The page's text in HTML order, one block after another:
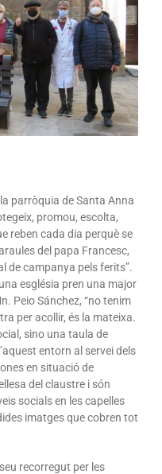
parròquia de Santa Anna
promou, escolta,
reben cada dia perquè se
del papa Francesc,
de campanya pels ferits”.
església pren una major
Peio Sánchez, “no tenim
per acollir, és la mateixa.
sino una taula de
entorn al servei dels
en situació de
del claustre i són
socials en les capelles
imatges que cobren tot
recorregut per les